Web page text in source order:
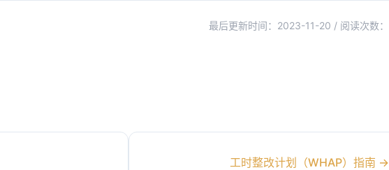
最后更新时间：2023-11-20 / 阅读次数：
工时整改计划（WHAP）指南 →